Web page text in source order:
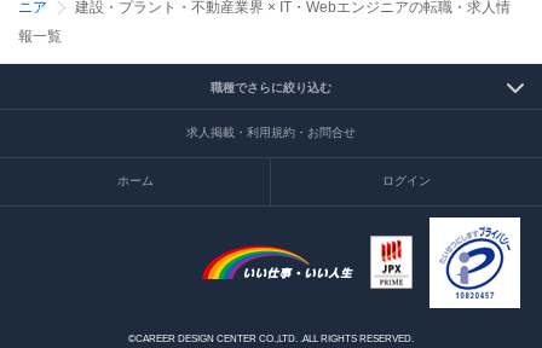
ニア
建設・プラント・不動産業界 × IT・Webエンジニアの転職・求人情
報一覧
職種でさらに絞り込む
求人掲載・利用規約・お問合せ
ホーム ログイン
©CAREER DESIGN CENTER CO.,LTD. .ALL RIGHTS RESERVED.